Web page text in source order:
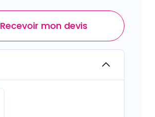
Recevoir mon devis